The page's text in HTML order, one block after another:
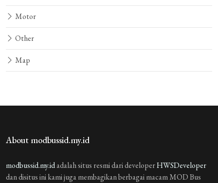
Motor
Other
Map
About modbussid.my.id
modbussid.my.idadalah situs resmi dari developerHWSDeveloper
dan disitus ini kami juga membagikan berbagai macam MOD Bus